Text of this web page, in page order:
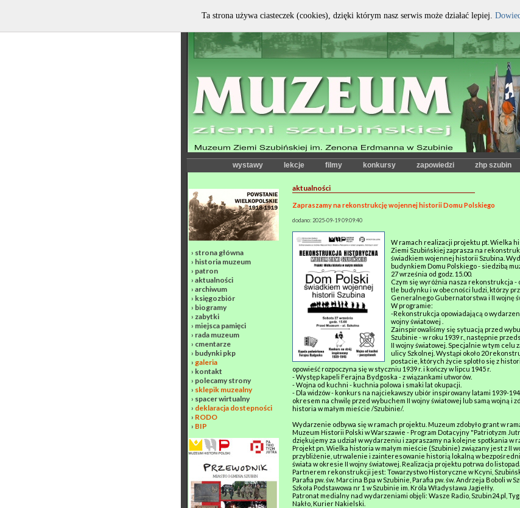
kontrast: czcionka:
wystawy lekcje filmy konkursy zapowiedzi zhp szubin
› strona główna
› historia muzeum
› patron
› aktualności
› archiwum
› księgozbiór
› biogramy
› zabytki
› miejsca pamięci
› rada muzeum
› cmentarze
› budynki pkp
› galeria
› kontakt
› polecamy strony
› sklepik muzealny
› spacer wirtualny
› deklaracja dostepności
› RODO
› BIP
aktualności
Zapraszamy na rekonstrukcję wojennej historii Domu Polskiego
dodano: 2025-09-19 09:09:40
W ramach realizacji projektu pt. Wielka
Ziemi Szubińskiej zaprasza na
świadkiem wojennej historii Szubina.
budynkiem Domu Polskiego - siedzibą
27 września od godz. 15.00.
Czym się wyróżnia nasza rekonstrukcja -
tle budynku i w obecności ludzi, którzy
Generalnego Gubernatorstwa i II wojnę
W programie:
-Rekonstrukcja opowiadającą o
wojny światowej .
Zainspirowaliśmy się sytuacją przed
Szubinie - w roku 1939 r., następnie
II wojny światowej. Specjalnie w tym celu
ulicy Szkolnej. Wystąpi około 20
postacie, których życie splotło się z
opowieść rozpoczyna się w styczniu 1939 r. i kończy w lipcu 1945 r.
- Występ kapeli Ferajna Bydgoska - z wiązankami utworów.
- Wojna od kuchni - kuchnia polowa i smaki lat okupacji.
- Dla widzów - konkurs na najciekawszy ubiór inspirowany latami 1939-
okresem na chwilę przed wybuchem II wojny światowej lub samą wojną i
historia w małym mieście /Szubinie/.
Wydarzenie odbywa się w ramach projektu. Muzeum zdobyło grant w
Muzeum Historii Polski w Warszawie - Program Dotacyjny "Patriotyzm
dziękujemy za udział w wydarzeniu i zapraszamy na kolejne spotkania w
Projekt pn. Wielka historia w małym mieście (Szubinie) związany jest z II
przybliżenie, utrwalenie i zainteresowanie historią lokalną w
świata w okresie II wojny światowej. Realizacja projektu potrwa do
Partnerem rekonstrukcji jest: Towarzystwo Historyczne w Kcyni,
Parafia pw. św. Marcina Bpa w Szubinie, Parafia pw. św. Andrzeja Boboli w
Szkoła Podstawowa nr 1 w Szubinie im. Króla Władysława Jagiełły.
Patronat medialny nad wydarzeniami objęli: Wasze Radio, Szubin24.pl,
Nakło, Kurier Nakielski.
Ta strona używa ciasteczek (cookies), dzięki którym nasz serwis może działać lepiej.